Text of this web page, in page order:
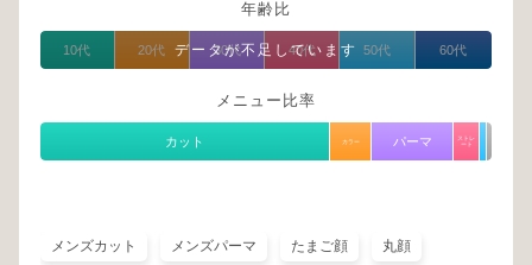
年齢比
データが不足しています
10代 20代 30代 40代 50代 60代
メニュー比率
カット カラー パーマ
ストレ
ート
メンズカット メンズパーマ たまご顔 丸顔